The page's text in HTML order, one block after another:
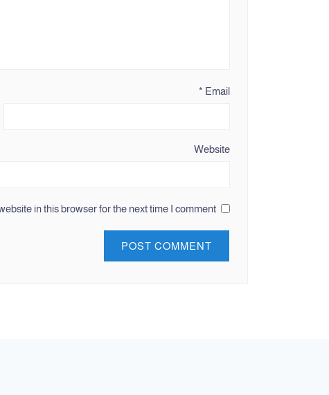
Email
*
Website
in this browser for the next time I comment.